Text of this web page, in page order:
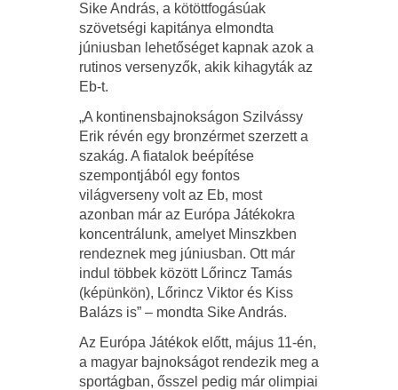
Sike András, a kötöttfogásúak
szövetségi kapitánya elmondta
júniusban lehetőséget kapnak azok a
rutinos versenyzők, akik kihagyták az
Eb-t.
„A kontinensbajnokságon Szilvássy
Erik révén egy bronzérmet szerzett a
szakág. A fiatalok beépítése
szempontjából egy fontos
világverseny volt az Eb, most
azonban már az Európa Játékokra
koncentrálunk, amelyet Minszkben
rendeznek meg júniusban. Ott már
indul többek között Lőrincz Tamás
(képünkön), Lőrincz Viktor és Kiss
Balázs is” – mondta Sike András.
Az Európa Játékok előtt, május 11-én,
a magyar bajnokságot rendezik meg a
sportágban, ősszel pedig már olimpiai